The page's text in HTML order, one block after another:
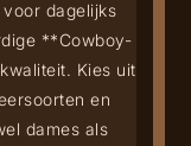
dagelijks
**Cowboy-
Kies uit
en
dames als